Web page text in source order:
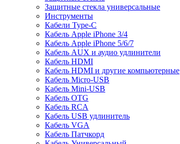
Защитные стекла универсальные
Инструменты
Кабели Type-C
Кабель Apple iPhone 3/4
Кабель Apple iPhone 5/6/7
Кабель AUX и аудио удлинители
Кабель HDMI
Кабель HDMI и другие компьютерные
Кабель Micro-USB
Кабель Mini-USB
Кабель OTG
Кабель RCA
Кабель USB удлинитель
Кабель VGA
Кабель Патчкорд